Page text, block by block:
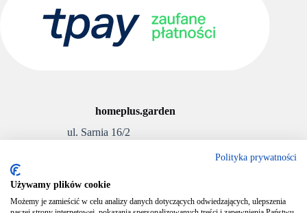
homeplus.garden
ul. Sarnia 16/2
Telefon:531-508-250
Polityka prywatności
Używamy plików cookie
Możemy je zamieścić w celu analizy danych dotyczących odwiedzających, ulepszenia